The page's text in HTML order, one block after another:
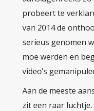
probeert te
van 2014 de
serieus genomen
moe werden en
video’s
Aan de meeste
zit een raar luchtje.